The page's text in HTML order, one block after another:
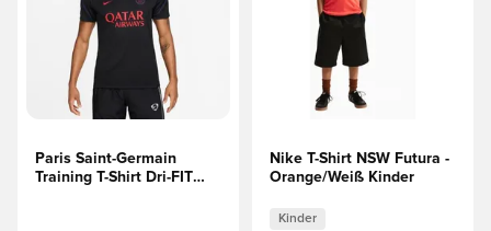
Paris Saint-Germain
Training T-Shirt Dri-FIT
Nike T-Shirt NSW Futura -
Orange/Weiß Kinder
Kinder